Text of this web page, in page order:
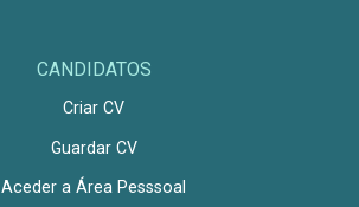
CANDIDATOS
Criar CV
Guardar CV
Aceder a Área Pesssoal